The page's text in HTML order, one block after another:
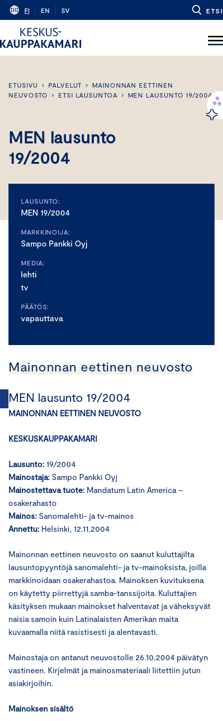
Skip
content
FI EN SV ETSI
ETUSIVU › PALVELUT ›
MAINONNAN EETTINEN
NEUVOSTO
› ETSI LAUSUNTOA › MEN LAUSUNTO 19/2004
MEN lausunto
19/2004
LAUSUNTO:
MEN 19/2004
MARKKINOIJA:
Sampo Pankki Oyj
MEDIA:
lehti
tv
PÄÄTÖS:
vapauttava
Mainonnan eettinen neuvosto
MEN lausunto 19/2004
MAINONNAN EETTINEN NEUVOSTO
KESKUSKAUPPAKAMARI
Lausunto: 19/2004
Mainostaja: Sampo Pankki Oyj
Mainostettava tuote: Mandatum Latin America –
osakerahasto
Mainos: Sanomalehti- ja tv-mainos
Annettu: Helsinki, 12.11.2004
Mainonnan eettinen neuvosto on saanut kuluttajilta
lausuntopyyntöjä sanomalehti- ja tv-mainoksista, joilla
markkinoidaan osakerahastoa. Mainoksen kuvituksena
on käytetty piirrettyjä samba-tanssijoita. Kuluttajien
käsityksen mukaan mainokset halventavat ja väheksyvät
naisia samoin kuin Latinalaisten Amerikan maita
kuvaamalla niitä rasistisesti ja alentavasti.
Mainostaja on antanut neuvostolle 26.10.2004 päivätyn
vastineen. Kirjelmät ja mainosmateriaali liitettiin jutun
asiakirjoihin.
Mainoksen sisältö